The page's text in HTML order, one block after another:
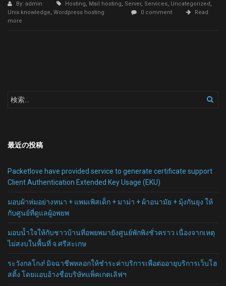
By: admin Hosting, Mail hosting, Server, Services, Uncategorized,
Unix knowledge, Wordpress hosting 0 comment
Read
more
最近の投稿
Packetlove have provided service to generate certificate support
Client Authentication Extended Key Usage (EKU)
มอบผ้าห่มอย่างหนา + แพมเพิสเด็ก + มาม่า + ผ้าอนามัย + มุ้งกันยุง ให้
กับศูนย์ที่ดูแลผู้อพยพ
มอบน้ำใจให้กับชาวบ้านที่อพยพมายังศูนย์พักพิงชั่วคราว เนื่องจากเหตุ
ไม่สงบในพื้นที่ จ.ศรีสะเกษ
ระวังกลโกง! มิจฉาชีพหลอกให้ชำระค่าบริการเพื่อต่ออายุบริการเว็บโฮ
สติ้ง โดยแอบอ้างชื่อบริษัทแพ็คเกตเลิฟฯ